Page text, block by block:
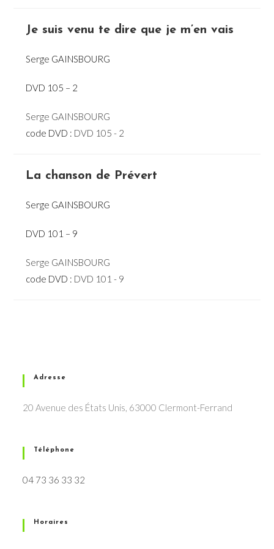
Je suis venu te dire que je m’en vais
Serge GAINSBOURG
DVD 105 – 2
Serge GAINSBOURG
code DVD : DVD 105 - 2
La chanson de Prévert
Serge GAINSBOURG
DVD 101 – 9
Serge GAINSBOURG
code DVD : DVD 101 - 9
Adresse
20 Avenue des États Unis, 63000 Clermont-Ferrand
Téléphone
04 73 36 33 32
Horaires